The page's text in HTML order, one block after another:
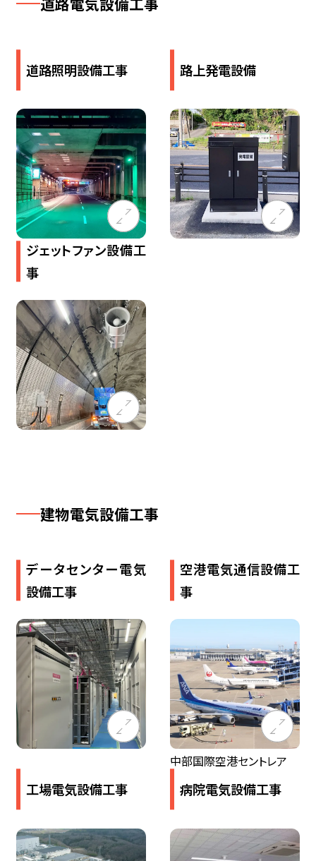
道路​照明​設​備​工事 路上発電設備
ジェットファン設備工
事
建物​電気設備​工事
データセンター電気
設備工事
空​港​電気​通信​設備​工
事
中部国際空港セントレア
工場電気設備​工事 病院​電気設備​工事